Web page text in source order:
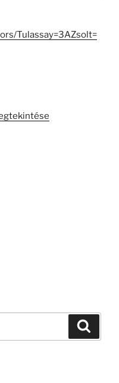
Tulassay=3AZsolt=